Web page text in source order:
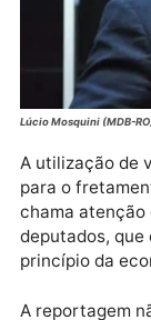
usou R$